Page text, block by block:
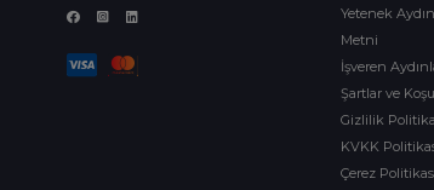
Yetenek
Metni
İşveren
Şartlar ve
Gizlilik
KVKK
Çerez